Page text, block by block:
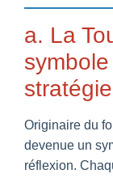
a. La
Originaire du
devenue un
réflexion.